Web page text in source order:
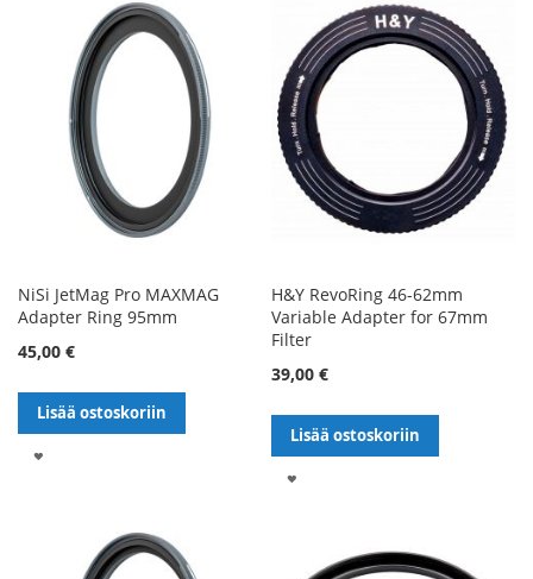
NiSi JetMag Pro MAXMAG
Adapter Ring 95mm
45,00 €
Lisää ostoskoriin
H&Y RevoRing 46-62mm
Variable Adapter for 67mm
Filter
39,00 €
Lisää ostoskoriin